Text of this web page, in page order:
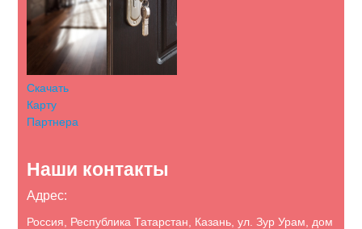
Скачать
Карту
Партнера
Наши контакты
Адрес:
Россия, Республика Татарстан, Казань, ул. Зур Урам, дом